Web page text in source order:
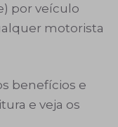
por veículo
motorista
benefícios e
e veja os